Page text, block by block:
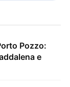
Pozzo:
e